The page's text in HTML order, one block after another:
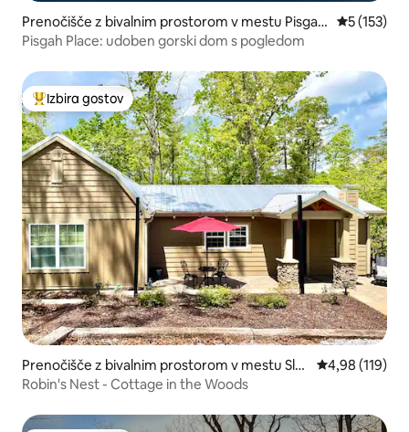
Prenočišče z bivalnim prostorom v mestu Pisgah
Forest
Povprečna
5 (153)
Pisgah Place: udoben gorski dom s pogledom
Najbolj priljubljena prenočišča z značko »Izbira gostov«
Izbira gostov
Prenočišče z bivalnim prostorom v mestu Slat
er-Marietta
Povprečna
4,98 (119)
Robin's Nest - Cottage in the Woods